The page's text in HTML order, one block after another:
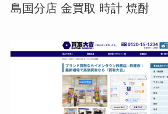
島国分店 金買取 時計 焼酎